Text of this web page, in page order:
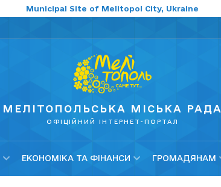
Municipal Site of Melitopol City, Ukraine
МЕЛІТОПОЛЬСЬКА МІСЬКА РАДА
ОФІЦІЙНИЙ ІНТЕРНЕТ-ПОРТАЛ
ЕКОНОМІКА ТА ФІНАНСИ ГРОМАДЯНАМ